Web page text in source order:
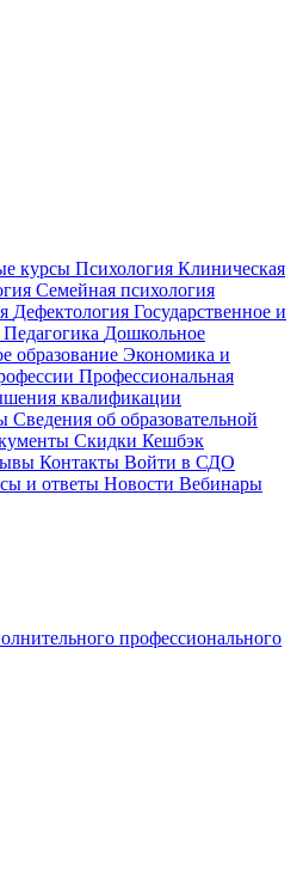
курсы Психология Клиническая
Семейная психология
Дефектология Государственное и
Педагогика Дошкольное
образование Экономика и
Профессиональная
квалификации
Сведения об образовательной
Скидки Кешбэк
Контакты Войти в СДО
и ответы Новости Вебинары
профессионального